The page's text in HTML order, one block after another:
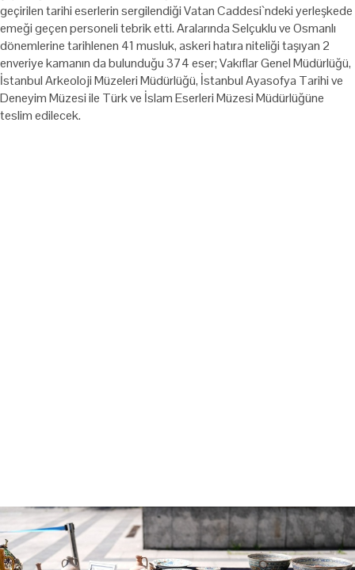
geçirilen tarihi eserlerin sergilendiği Vatan Caddesi`ndeki yerleşkede
emeği geçen personeli tebrik etti. Aralarında Selçuklu ve Osmanlı
dönemlerine tarihlenen 41 musluk, ⁠askeri hatıra niteliği taşıyan 2
enveriye kamanın da bulunduğu 374 eser; Vakıflar Genel Müdürlüğü,
İstanbul Arkeoloji Müzeleri Müdürlüğü, İstanbul Ayasofya Tarihi ve
Deneyim Müzesi ile Türk ve İslam Eserleri Müzesi Müdürlüğüne
teslim edilecek.